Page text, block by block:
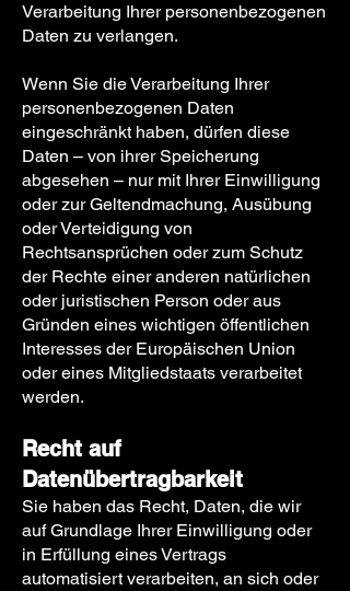
Verarbeitung Ihrer personenbezogenen
Daten zu verlangen.
Wenn Sie die Verarbeitung Ihrer
personenbezogenen Daten
eingeschränkt haben, dürfen diese
Daten – von ihrer Speicherung
abgesehen – nur mit Ihrer Einwilligung
oder zur Geltendmachung, Ausübung
oder Verteidigung von
Rechtsansprüchen oder zum Schutz
der Rechte einer anderen natürlichen
oder juristischen Person oder aus
Gründen eines wichtigen öffentlichen
Interesses der Europäischen Union
oder eines Mitgliedstaats verarbeitet
werden.
Recht auf
Datenübertragbarkeit
Sie haben das Recht, Daten, die wir
auf Grundlage Ihrer Einwilligung oder
in Erfüllung eines Vertrags
automatisiert verarbeiten, an sich oder